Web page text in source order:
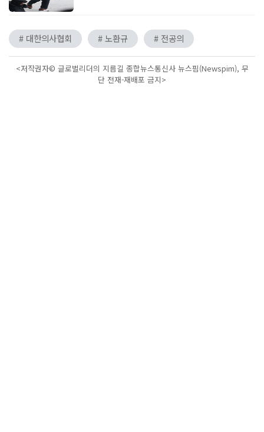
# 대한의사협회 # 노환규 # 전공의
<저작권자© 글로벌리더의 지름길 종합뉴스통신사 뉴스핌(Newspim), 무
단 전재-재배포 금지>